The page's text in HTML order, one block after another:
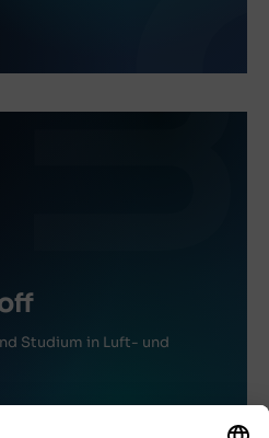
Studium in Luft- und